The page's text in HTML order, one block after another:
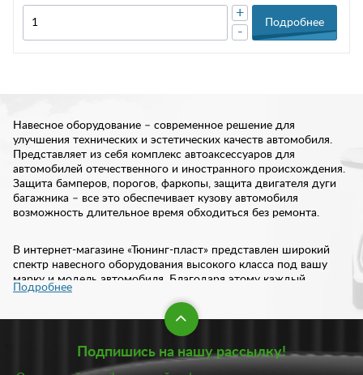
-
+
Подробнее
Навесное оборудование – современное решение для
улучшения технических и эстетических качеств автомобиля.
Представляет из себя комплекс автоаксессуаров для
автомобилей отечественного и иностранного происхождения.
Защита бамперов, порогов, фаркопы, защита двигателя дуги
багажника – все это обеспечивает кузову автомобиля
возможность длительное время обходиться без ремонта.
В интернет-магазине «Тюнинг-пласт» представлен широкий
спектр навесного оборудования высокого класса под вашу
марку и модель автомобиля. Благодаря этому каждый
автовладелец сможет подобрать защиту под свои требования.
Защита бампера: виды и особенности
Практически каждый автовладелец рано или поздно
Подробнее
Подпишись на нашу рассылку!